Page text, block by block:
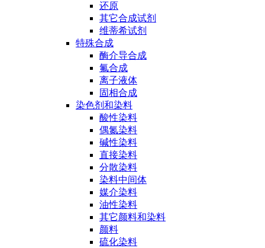
还原
其它合成试剂
维蒂希试剂
特殊合成
酶介导合成
氟合成
离子液体
固相合成
染色剂和染料
酸性染料
偶氮染料
碱性染料
直接染料
分散染料
染料中间体
媒介染料
油性染料
其它颜料和染料
颜料
硫化染料